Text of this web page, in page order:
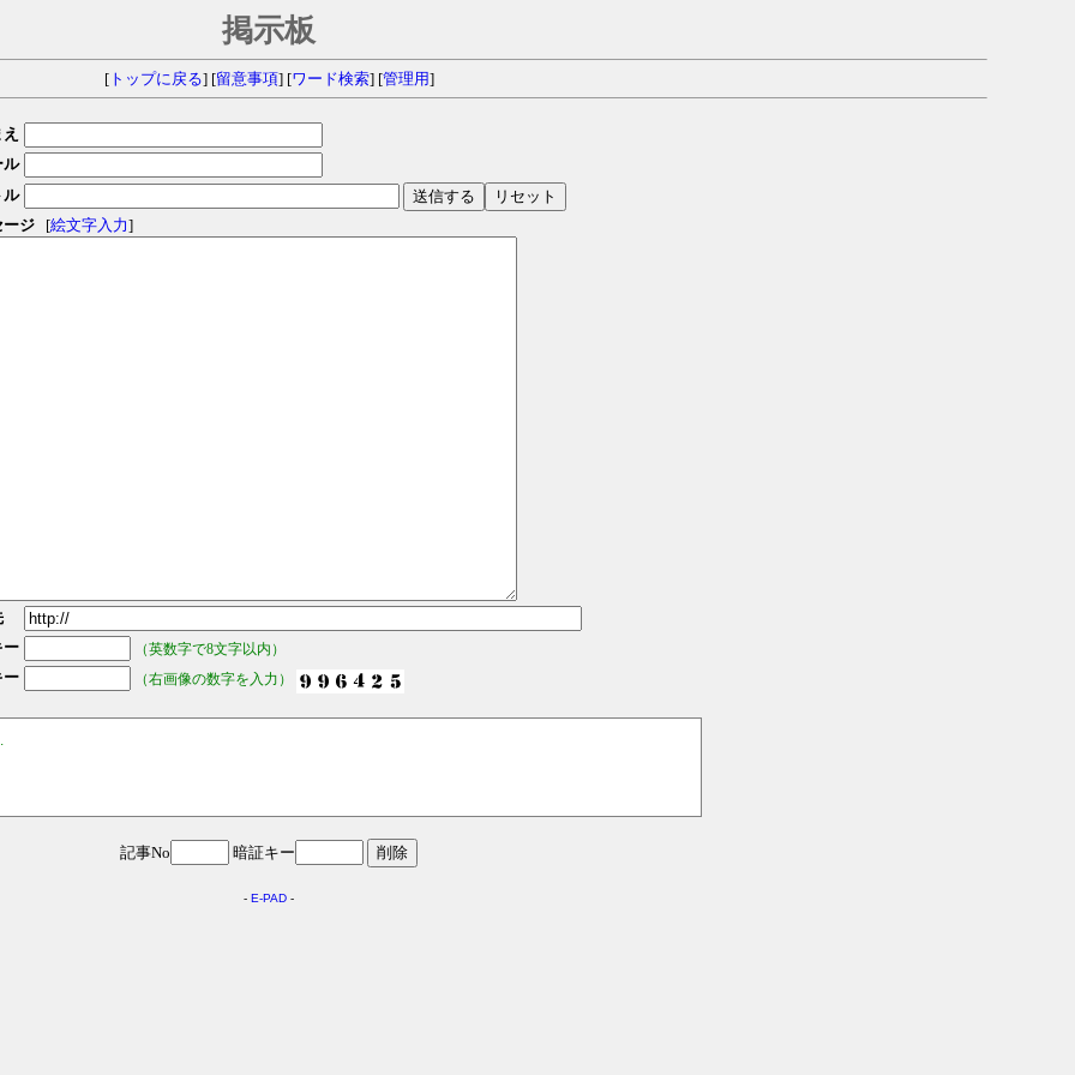
掲示板
[トップに戻る] [留意事項] [ワード検索] [管理用]
ル
ル
ージ
[絵文字入力]
ー
（英数字で8文字以内）
ー （右画像の数字を入力）
記事No 暗証キー
- E-PAD -